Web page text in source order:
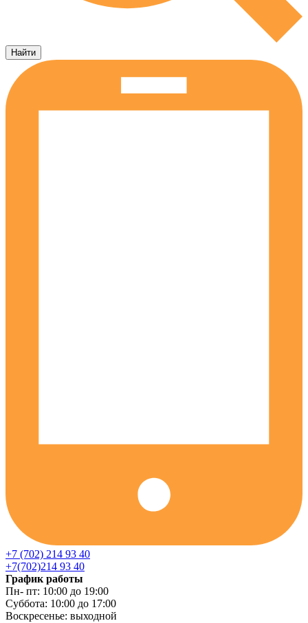
+7 (702) 214 93 40
+7(702)214 93 40
График работы
Пн- пт: 10:00 до 19:00
Суббота: 10:00 до 17:00
Воскресенье: выходной